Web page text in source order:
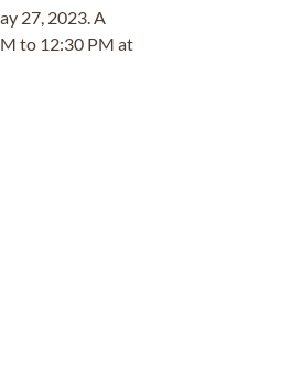
27, 2023. A
to 12:30 PM at